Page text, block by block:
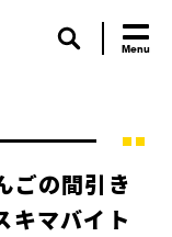
ごの間引き
キマバイト